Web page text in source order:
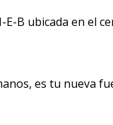
B ubicada en el
es tu nueva